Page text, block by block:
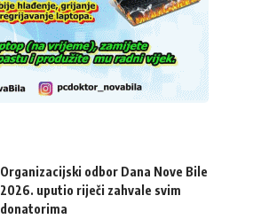
Organizacijski odbor Dana Nove Bile
2026. uputio riječi zahvale svim
donatorima